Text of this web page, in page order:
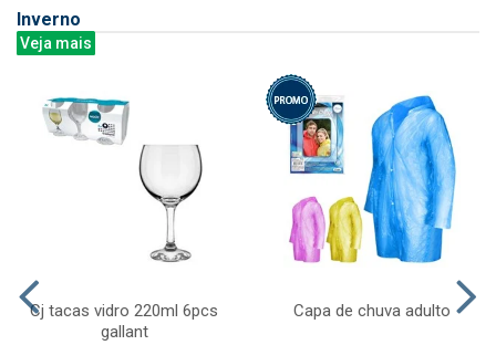
Inverno
Veja mais
Cj tacas vidro 220ml 6pcs
gallant
Capa de chuva adulto